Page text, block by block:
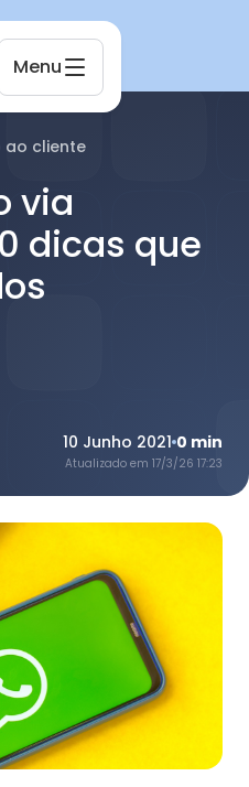
Menu
ao cliente
via
dicas que
10 Junho 2021 0 min
Atualizado em 17/3/26 17:23